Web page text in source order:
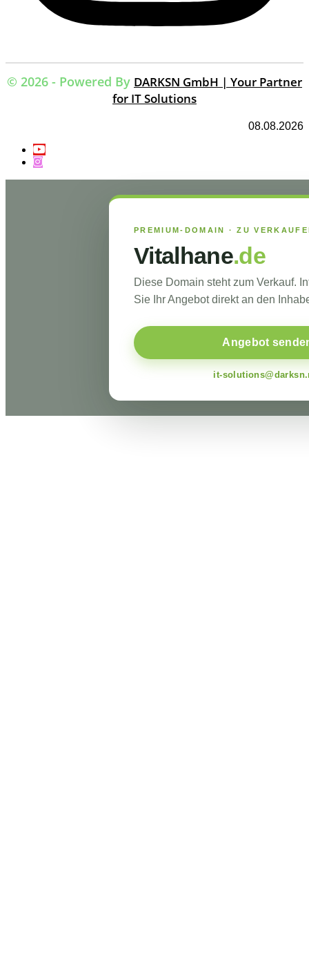
© 2026 - Powered By DARKSN GmbH | Your Partner
for IT Solutions
08.08.2026
PREMIUM-DOMAIN · ZU
Vitalhane.de
Diese Domain steht zum Verkauf.
Sie Ihr Angebot direkt an den
Angebot
it-